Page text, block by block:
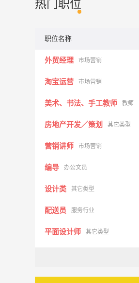
热门职位
职位名称
外贸经理 市场营销
淘宝运营 市场营销
美术、书法、手工教师 教师
房地产开发／策划 其它类型
营销讲师 市场营销
编导 办公文员
设计类 其它类型
配送员 服务行业
平面设计师 其它类型